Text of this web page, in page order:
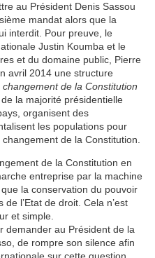
au Président Denis Sassou
mandat alors que la
interdit. Pour preuve, le
Justin Koumba et le
et du domaine public, Pierre
avril 2014 une structure
de la Constitution
la majorité présidentielle
organisent des
les populations pour
de la Constitution.
de la Constitution en
entreprise par la machine
la conservation du pouvoir
l’Etat de droit. Cela n’est
et simple.
demander au Président de la
de rompre son silence afin